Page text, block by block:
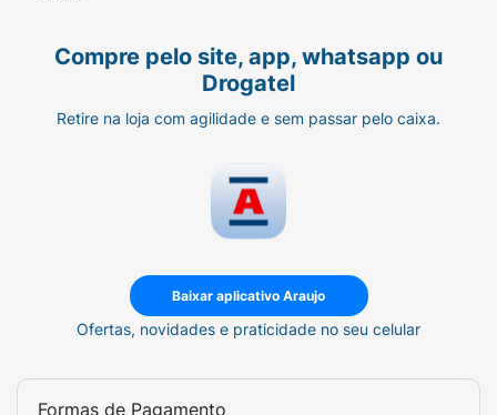
Compre pelo site, app, whatsapp ou
Drogatel
Retire na loja com agilidade e sem passar pelo caixa.
Baixar aplicativo Araujo
Ofertas, novidades e praticidade no seu celular
Formas de Pagamento